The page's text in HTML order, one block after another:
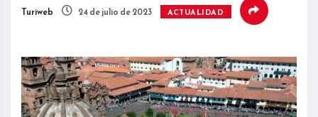
Turiweb 24 de julio de 2023 ACTUALIDAD